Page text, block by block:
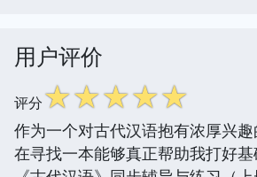
用户评价
评分☆☆☆☆☆
作为一个对古代汉语抱有浓厚兴
在寻找一本能够真正帮助我打好